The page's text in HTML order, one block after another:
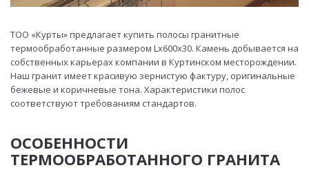
ТОО «Курты» предлагает купить полосы гранитные
термообработанные размером Lх600х30. Камень добывается на
собственных карьерах компании в Куртинском месторождении.
Наш гранит имеет красивую зернистую фактуру, оригинальные
бежевые и коричневые тона. Характеристики полос
соответствуют требованиям стандартов.
ОСОБЕННОСТИ
ТЕРМООБРАБОТАННОГО ГРАНИТА